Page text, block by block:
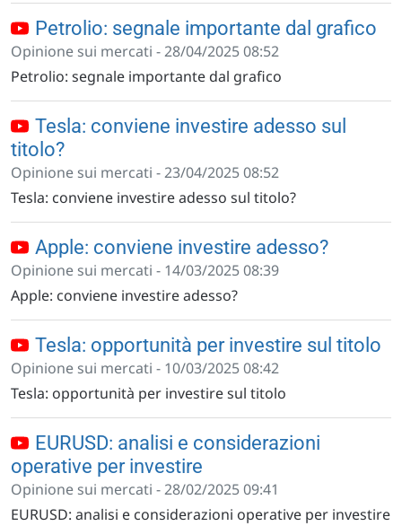
Petrolio: segnale importante dal grafico
Opinione sui mercati - 28/04/2025 08:52
Petrolio: segnale importante dal grafico
Tesla: conviene investire adesso sul
titolo?
Opinione sui mercati - 23/04/2025 08:52
Tesla: conviene investire adesso sul titolo?
Apple: conviene investire adesso?
Opinione sui mercati - 14/03/2025 08:39
Apple: conviene investire adesso?
Tesla: opportunità per investire sul titolo
Opinione sui mercati - 10/03/2025 08:42
Tesla: opportunità per investire sul titolo
EURUSD: analisi e considerazioni
operative per investire
Opinione sui mercati - 28/02/2025 09:41
EURUSD: analisi e considerazioni operative per investire